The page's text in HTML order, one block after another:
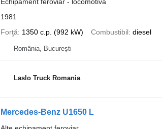
1981
Forţă
1350 c.p. (992 kW) Combustibil diesel
România, București
Laslo Truck Romania
Mercedes-Benz U1650 L